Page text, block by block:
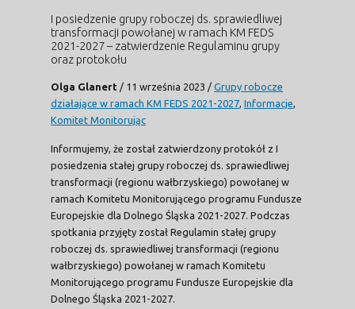
I posiedzenie grupy roboczej ds. sprawiedliwej
transformacji powołanej w ramach KM FEDS
2021-2027 – zatwierdzenie Regulaminu grupy
oraz protokołu
Olga Glanert / 11 września 2023 / Grupy robocze
działające w ramach KM FEDS 2021-2027 Informacje
Komitet Monitorując
Informujemy, że został zatwierdzony protokół z I
posiedzenia stałej grupy roboczej ds. sprawiedliwej
transformacji (regionu wałbrzyskiego) powołanej w
ramach Komitetu Monitorującego programu Fundusze
Europejskie dla Dolnego Śląska 2021-2027. Podczas
spotkania przyjęty został Regulamin stałej grupy
roboczej ds. sprawiedliwej transformacji (regionu
wałbrzyskiego) powołanej w ramach Komitetu
Monitorującego programu Fundusze Europejskie dla
Dolnego Śląska 2021-2027.